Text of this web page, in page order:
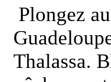
Plongez
Thalassa.